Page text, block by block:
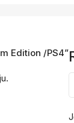
Edition /PS4”